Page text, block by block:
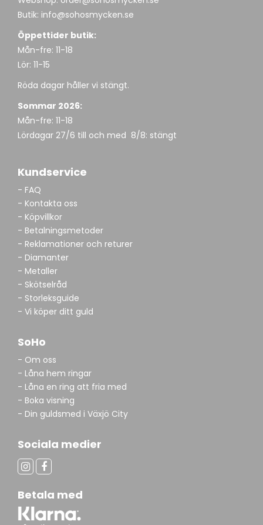
Butik: info@sohosmycken.se
Öppettider butik:
Mån-fre: 11-18
Lör: 11-15
Röda dagar håller vi stängt.
Sommar 2026:
Mån-fre: 11-18
Lördagar 27/6 till och med 8/8: stängt
Kundservice
- FAQ
- Kontakta oss
- Köpvillkor
- Betalningsmetoder
- Reklamationer och returer
- Diamanter
- Metaller
- Skötselråd
- Storleksguide
- Vi köper ditt guld
SoHo
- Om oss
- Låna hem ringar
- Låna en ring att fria med
- Boka visning
- Din guldsmed i Växjö City
Sociala medier
Betala med